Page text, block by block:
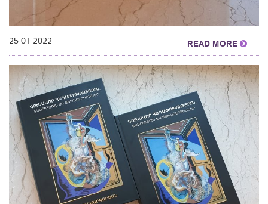
25 01 2022 READ MORE